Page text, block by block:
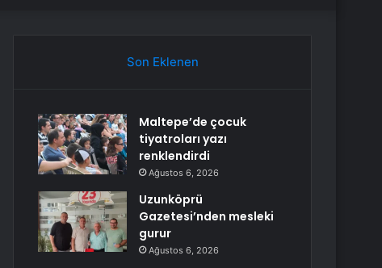
Son Eklenen
Maltepe’de çocuk
tiyatroları yazı
renklendirdi
Ağustos 6, 2026
Uzunköprü
Gazetesi’nden mesleki
gurur
Ağustos 6, 2026